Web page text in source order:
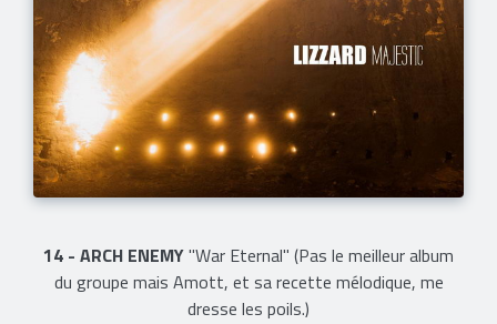
14 - ARCH ENEMY"War Eternal" (Pas le meilleur album
du groupe mais Amott, et sa recette mélodique, me
dresse les poils.)